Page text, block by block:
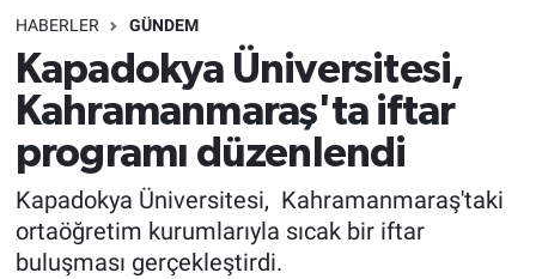
HABERLER GÜNDEM
Kapadokya Üniversitesi,
Kahramanmaraş'ta iftar
programı düzenlendi
Kapadokya Üniversitesi, Kahramanmaraş'taki
ortaöğretim kurumlarıyla sıcak bir iftar
buluşması gerçekleştirdi.
Politika
Ekonomi
Spor
İstanbul Namaz Vakitleri
İstanbul Trafik Yoğunluk Haritası
Süper Lig Puan Durumu ve Fikstür
Tüm Manşetler